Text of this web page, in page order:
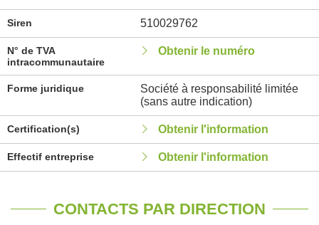
Siren 510029762
N° de TVA
intracommunautaire
Obtenir le numéro
Forme juridique
Société à responsabilité limitée
(sans autre indication)
Certification(s) Obtenir l'information
Effectif entreprise Obtenir l'information
CONTACTS PAR DIRECTION